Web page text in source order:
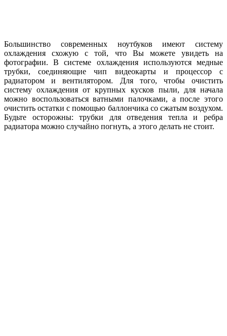
Большинство современных ноутбуков имеют систему
охлаждения схожую с той, что Вы можете увидеть на
фотографии. В системе охлаждения используются медные
трубки, соединяющие чип видеокарты и процессор с
радиатором и вентилятором. Для того, чтобы очистить
систему охлаждения от крупных кусков пыли, для начала
можно воспользоваться ватными палочками, а после этого
очистить остатки с помощью баллончика со сжатым воздухом.
Будьте осторожны: трубки для отведения тепла и ребра
радиатора можно случайно погнуть, а этого делать не стоит.